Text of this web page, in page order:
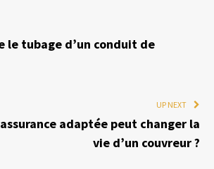
le tubage d’un conduit de
UP NEXT
adaptée peut changer la
vie d’un couvreur ?